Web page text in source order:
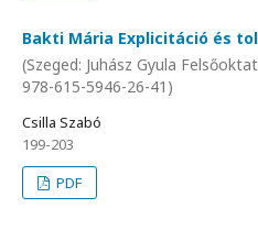
Bakti Mária Explicitáció és
(Szeged: Juhász Gyula
978-615-5946-26-41)
Csilla Szabó
199-203
PDF